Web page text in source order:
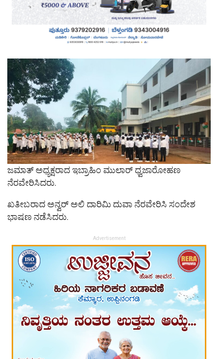
ಜಮಾತ್ ಅಧ್ಯಕ್ಷರಾದ ಇಬ್ರಾಹಿಂ ಮುಲಾರ್ ಧ್ವಜಾರೋಹಣ
ನೆರವೇರಿಸಿದರು.
ಖತೀಬರಾದ ಅನ್ವರ್ ಅಲಿ ದಾರಿಮಿ ದುವಾ ನೆರವೇರಿಸಿ ಸಂದೇಶ
ಭಾಷಣ ನಡೆಸಿದರು.
Advertisement